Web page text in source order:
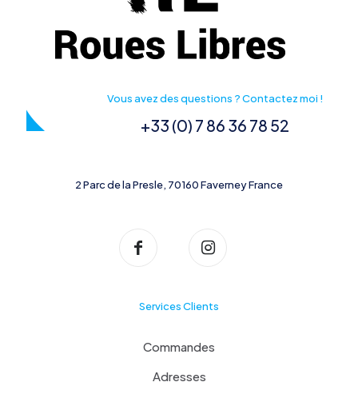
Vous avez des questions ? Contactez moi !
+33 (0) 7 86 36 78 52
2 Parc de la Presle, 70160 Faverney France
Services Clients
Commandes
Adresses